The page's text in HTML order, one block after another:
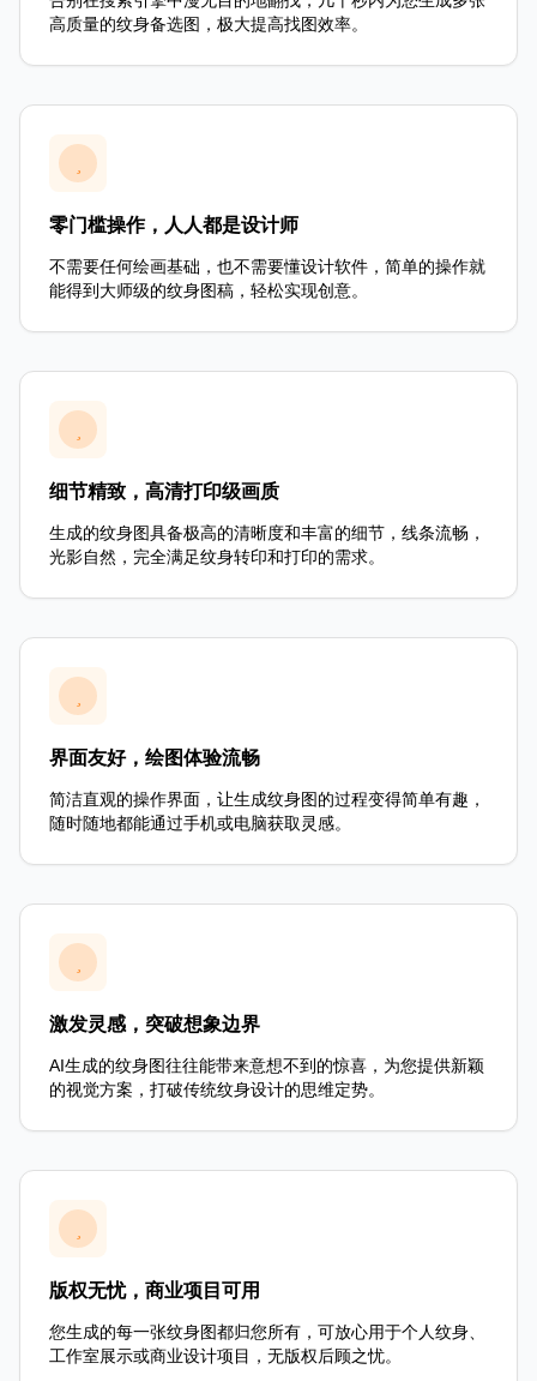
高质量的纹身备选图，极大提高找图效率。
零门槛操作，人人都是设计师
不需要任何绘画基础，也不需要懂设计软件，简单的操作就
能得到大师级的纹身图稿，轻松实现创意。
细节精致，高清打印级画质
生成的纹身图具备极高的清晰度和丰富的细节，线条流畅，
光影自然，完全满足纹身转印和打印的需求。
界面友好，绘图体验流畅
简洁直观的操作界面，让生成纹身图的过程变得简单有趣，
随时随地都能通过手机或电脑获取灵感。
激发灵感，突破想象边界
AI生成的纹身图往往能带来意想不到的惊喜，为您提供新颖
的视觉方案，打破传统纹身设计的思维定势。
版权无忧，商业项目可用
您生成的每一张纹身图都归您所有，可放心用于个人纹身、
工作室展示或商业设计项目，无版权后顾之忧。